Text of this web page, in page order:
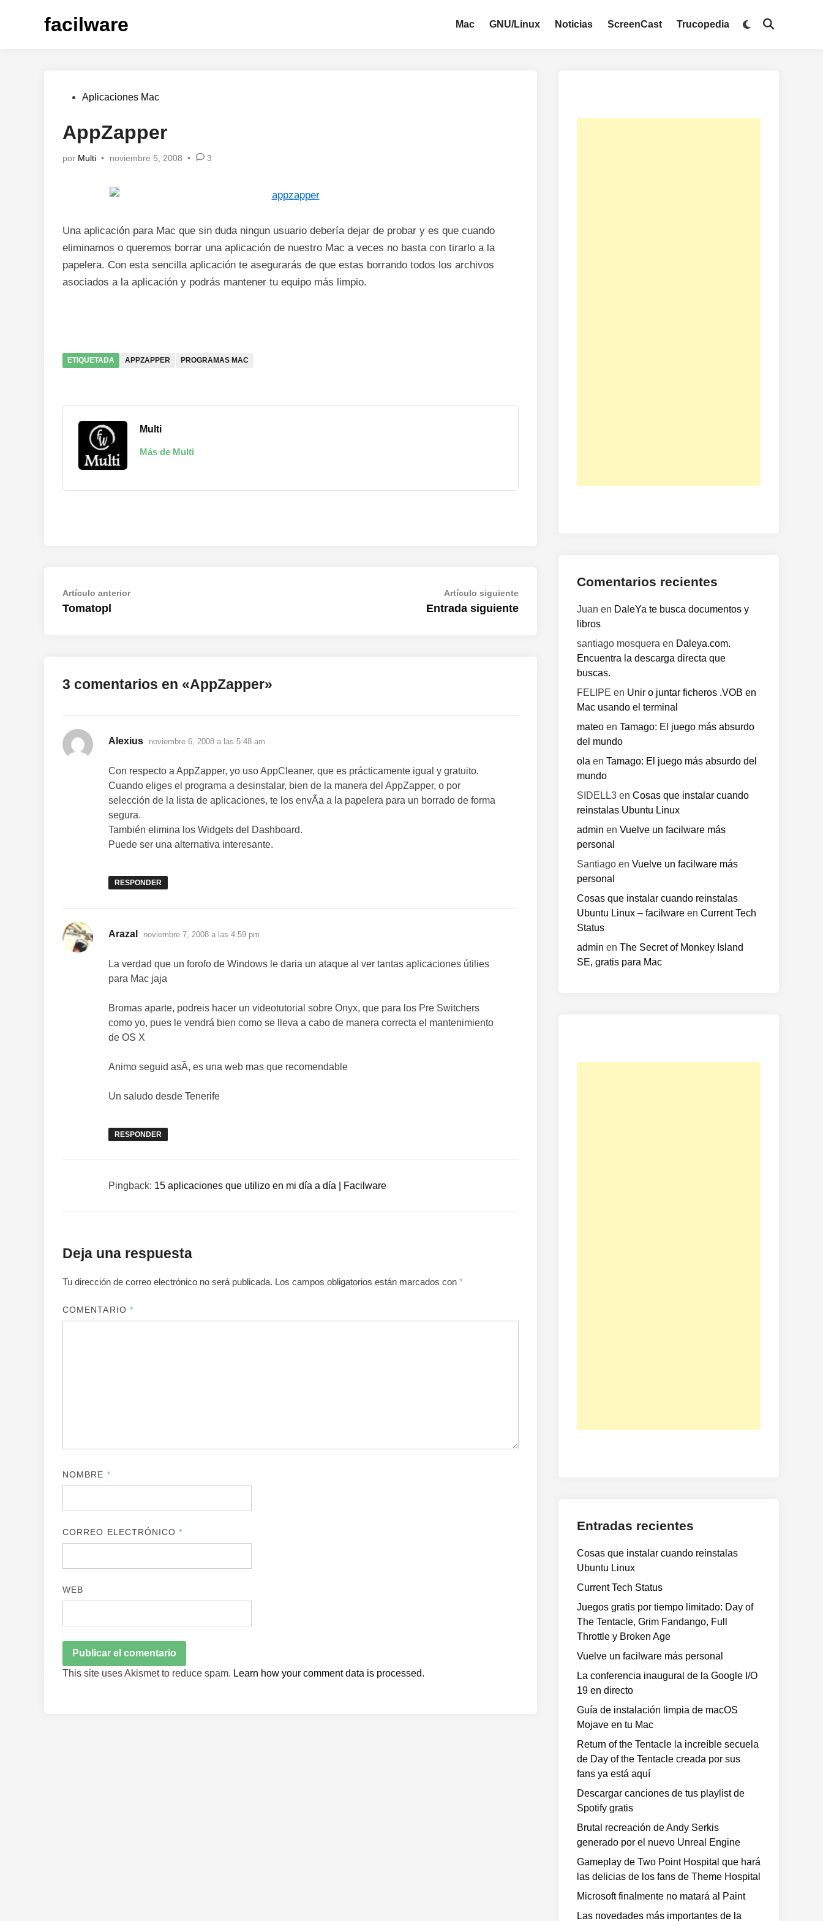
facilware Mac GNU/Linux Noticias ScreenCast Trucopedia
Publicado
Aplicaciones Mac
AppZapper
por Multi • noviembre 5, 2008 • 3
Una aplicación para Mac que sin duda ningun usuario debería dejar de probar y es que cuando
eliminamos o queremos borrar una aplicación de nuestro Mac a veces no basta con tirarlo a la
papelera. Con esta sencilla aplicación te asegurarás de que estas borrando todos los archivos
asociados a la aplicación y podrás mantener tu equipo más limpio.
ETIQUETADA APPZAPPER PROGRAMAS MAC
Multi
Más de Multi
Navegación
de
Artículo anteriorArtículo
Tomatopl
Artículo siguienteArtículo
siguiente:
Entrada siguiente
3 comentarios en «AppZapper»
Alexius dice:
noviembre 6, 2008 a las 5:48 am
Con respecto a AppZapper, yo uso AppCleaner, que es prácticamente igual y gratuito.
Cuando eliges el programa a desinstalar, bien de la manera del AppZapper, o por
selección de la lista de aplicaciones, te los envÃ­a a la papelera para un borrado de forma
segura.
También elimina los Widgets del Dashboard.
Puede ser una alternativa interesante.
RESPONDER
Arazal dice:
noviembre 7, 2008 a las 4:59 pm
La verdad que un forofo de Windows le daria un ataque al ver tantas aplicaciones útilies
para Mac jaja
Bromas aparte, podreis hacer un videotutorial sobre Onyx, que para los Pre Switchers
como yo, pues le vendrá bien como se lleva a cabo de manera correcta el mantenimiento
de OS X
Animo seguid asÃ­, es una web mas que recomendable
Un saludo desde Tenerife
RESPONDER
Pingback: 15 aplicaciones que utilizo en mi día a día | Facilware
Deja una respuesta
Tu dirección de correo electrónico no será publicada. Los campos obligatorios están marcados con *
COMENTARIO *
NOMBRE *
CORREO ELECTRÓNICO*
WEB
This site uses Akismet to reduce spam. Learn how your comment data is processed.
Comentarios recientes
Juan en DaleYa te busca documentos y
libros
santiago mosquera en Daleya.com.
Encuentra la descarga directa que
buscas.
FELIPE en Unir o juntar ficheros .VOB en
Mac usando el terminal
mateo en Tamago: El juego más absurdo
del mundo
ola en Tamago: El juego más absurdo del
mundo
SIDELL3 en Cosas que instalar cuando
reinstalas Ubuntu Linux
admin en Vuelve un facilware más
personal
Santiago en Vuelve un facilware más
personal
Cosas que instalar cuando reinstalas
Ubuntu Linux – facilware en Current Tech
Status
admin en The Secret of Monkey Island
SE, gratis para Mac
Entradas recientes
Cosas que instalar cuando reinstalas
Ubuntu Linux
Current Tech Status
Juegos gratis por tiempo limitado: Day of
The Tentacle, Grim Fandango, Full
Throttle y Broken Age
Vuelve un facilware más personal
La conferencia inaugural de la Google I/O
19 en directo
Guía de instalación limpia de macOS
Mojave en tu Mac
Return of the Tentacle la increíble secuela
de Day of the Tentacle creada por sus
fans ya está aquí
Descargar canciones de tus playlist de
Spotify gratis
Brutal recreación de Andy Serkis
generado por el nuevo Unreal Engine
Gameplay de Two Point Hospital que hará
las delicias de los fans de Theme Hospital
Microsoft finalmente no matará al Paint
Las novedades más importantes de la